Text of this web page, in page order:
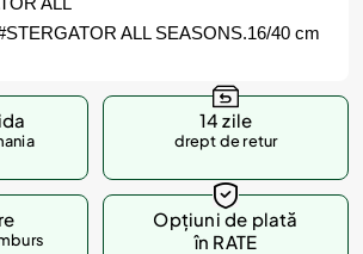
ALL SEASONS.16/40 cm
14 zile
drept de retur
Opțiuni de plată
în RATE